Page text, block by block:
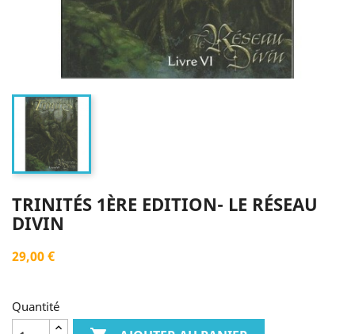
TRINITÉS 1ÈRE EDITION- LE RÉSEAU
DIVIN
29,00 €
Quantité